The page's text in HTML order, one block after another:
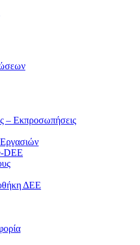
– Εκπροσωπήσεις
DEE
ΔΕΕ